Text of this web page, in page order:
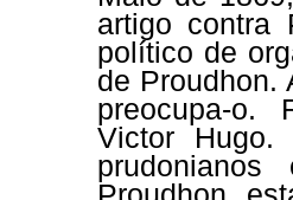
artigo contra
político de
de Proudhon.
preocupa-o.
Victor